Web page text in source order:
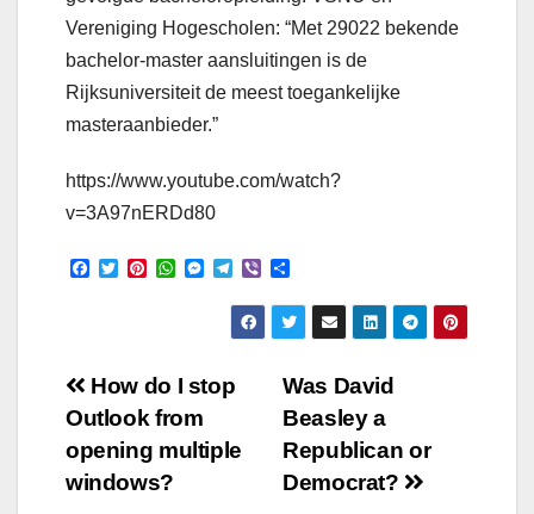
Vereniging Hogescholen: “Met 29022 bekende
bachelor-master aansluitingen is de
Rijksuniversiteit de meest toegankelijke
masteraanbieder.”
https://www.youtube.com/watch?
v=3A97nERDd80
F
o
T
r
P
e
t
W
p
M
g
l
e
g
a
V
b
r
a
r
e
Post
navigation
Was David
Beasley a
Republican or
Democrat?
How do I stop
Outlook from
opening multiple
windows?